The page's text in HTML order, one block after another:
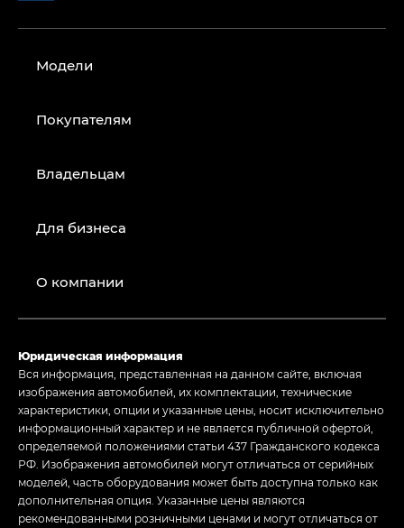
Модели
Покупателям
Владельцам
Для бизнеса
О компании
Юридическая информация
Вся информация, представленная на данном сайте, включая
изображения автомобилей, их комплектации, технические
характеристики, опции и указанные цены, носит исключительно
информационный характер и не является публичной офертой,
определяемой положениями статьи 437 Гражданского кодекса
РФ. Изображения автомобилей могут отличаться от серийных
моделей, часть оборудования может быть доступна только как
дополнительная опция. Указанные цены являются
рекомендованными розничными ценами и могут отличаться от